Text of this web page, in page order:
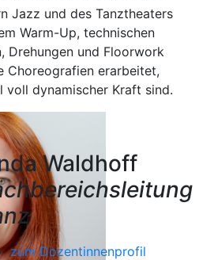
Jazz und des Tanztheaters
Warm-Up, technischen
Drehungen und Floorwork
Choreografien erarbeitet,
voll dynamischer Kraft sind.
Waldhoff
zum Dozentinnenprofil